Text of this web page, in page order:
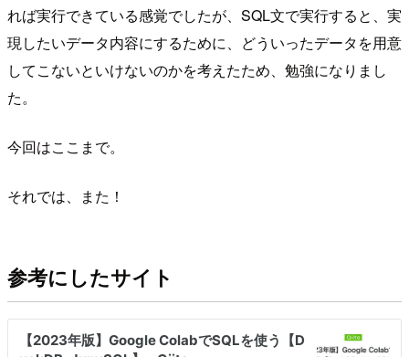
れば実行できている感覚でしたが、SQL文で実行すると、実
現したいデータ内容にするために、どういったデータを用意
してこないといけないのかを考えたため、勉強になりまし
た。
今回はここまで。
それでは、また！
参考にしたサイト